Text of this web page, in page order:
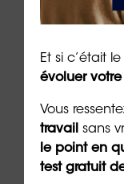
Et si c’était
évoluer
Vous
travail sans
le point en
test gratuit